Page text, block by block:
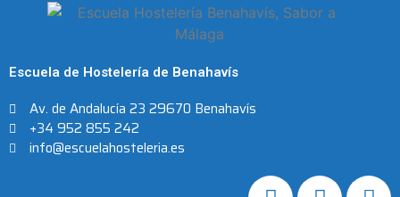
Escuela de Hostelería de Benahavís
Av. de Andalucía 23 29670 Benahavís
+34 952 855 242
info@escuelahosteleria.es